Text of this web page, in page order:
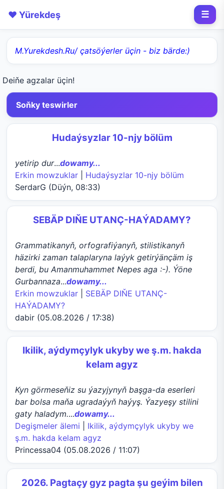
❤️ Yürekdeş ☰
M.Yurekdesh.Ru/ çatsöýerler üçin - biz bärde:)
Deiňe agzalar üçin!
Soňky teswirler
Hudaýsyzlar 10-njy bölüm
yetirip dur...dowamy...
Erkin mowzuklar
Hudaýsyzlar 10-njy bölüm
SerdarG (Düýn, 08:33)
SEBÄP DIŇE UTАNÇ-HАÝADАMY?
Grammatikanyň, orfografiýanyň, stilistikanyň
häzirki zaman talaplaryna laýyk getirýänçäm iş
berdi, bu Amanmuhammet Nepes aga :-). Ýöne
Gurbannaza...dowamy...
Erkin mowzuklar
SEBÄP DIŇE UTАNÇ-
HАÝADАMY?
dabir (05.08.2026 / 17:38)
Ikilik, aýdymçylyk ukyby we ş.m. hakda
kelam agyz
Kyn görmeseňiz su ýazyjynyň başga-da eserleri
bar bolsa maňa ugradaýyň haýyş. Ýazyeşy stilini
gaty haladym....dowamy...
Degişmeler älemi
Ikilik, aýdymçylyk ukyby we
ş.m. hakda kelam agyz
Princessa04 (05.08.2026 / 11:07)
2026. Pagtaçy gyz pagta şu geýim bilen